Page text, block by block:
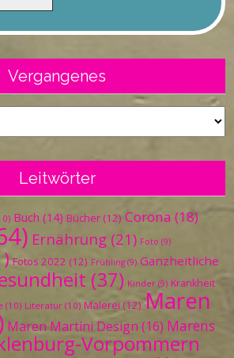
Vergangenes
Leitwörter
Buch (14) Bücher (12) Corona (18)
Ernährung (21) Foto (9)
Fotos 2022 (12) Frühling (9) Ganzheitliche
(37) Kinder (9) Krankheit
(10) Literatur (10) Malerei (12) Maren
Maren Martini Design (16) Marens
Vorpommern